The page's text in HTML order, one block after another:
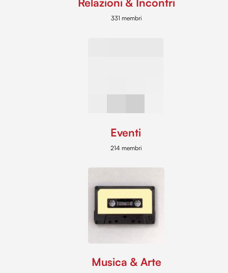
331 membri
Eventi
214 membri
Musica & Arte